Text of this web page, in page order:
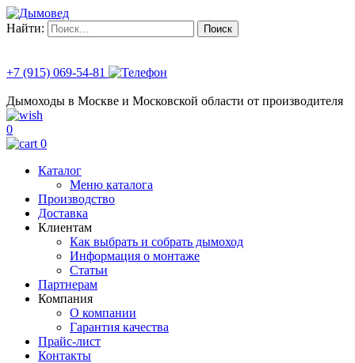
Найти:
+7 (915) 069-54-81
Дымоходы в Москве и Московской области от производителя
0
0
Каталог
Меню каталога
Производство
Доставка
Клиентам
Как выбрать и собрать дымоход
Информация о монтаже
Статьи
Партнерам
Компания
О компании
Гарантия качества
Прайс-лист
Контакты